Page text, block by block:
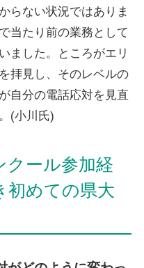
らない状況ではありま
当たり前の業務として
ました。ところがエリ
拝見し、そのレベルの
自分の電話応対を見直
(小川氏)
クール参加経
初めての県大